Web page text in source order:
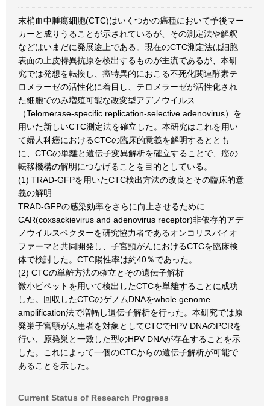
末梢血中腫瘍細胞(CTC)はいくつかの癌種において予後マー
カーと成りうることが示されているが、その測定法や解釈
などはいまだに発展途上である。現在のCTC測定法は細胞
表面の上皮特異抗原を検出するものが主流であるが、本研
究では発想を転換し、癌特異的におこる不死化関連酵素テ
ロメラーゼの活性化に着目し、テロメラーゼが活性化され
た細胞でのみ増殖可能な改変型アデノウイルス
（Telomerase-specific replication-selective adenovirus）を
用いた新しいCTC測定法を確立した。本研究はこれを用い
て婦人科癌におけるCTCの臨床的意義を解明するととも
に、CTCの単離と遺伝子変異解析を確立することで、癌の
転移機構の解明につなげることを目的としている。
(1) TRAD-GFPを用いたCTC検出方法の改良とその臨床的意
義の解明
TRAD-GFPの感染効率をさらに向上させるために
CAR(coxsackievirus and adenovirus receptor)非依存的アデ
ノウイルスベクターを研究協力者であるオンコリスバイオ
ファーマと共同開発し、子宮頸がんにおけるCTCを臨床検
体で検討した。CTC陽性率は約40％であった。
(2) CTCの単離方法の確立とその遺伝子解析
微小ピペットを用いて検出したCTCを単離することに成功
した。回収したCTCのゲノムDNAをwhole genome
amplification法で増幅し遺伝子解析を行った。本研究では原
発巣子宮頸がん患者を対象としてCTCでHPV DNAのPCRを
行い、原発巣と一致した型のHPV DNAが存在することを示
した。これによって一個のCTCからの遺伝子解析が可能で
あることを示した。
Current Status of Research Progress